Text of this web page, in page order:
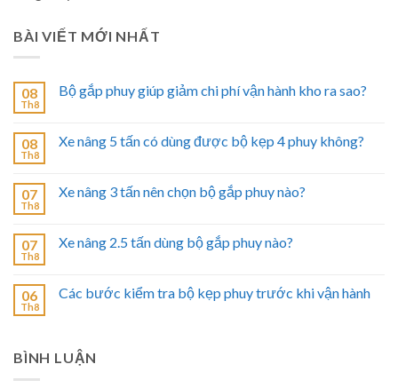
BÀI VIẾT MỚI NHẤT
08
Th8
Bộ gắp phuy giúp giảm chi phí vận hành kho ra sao?
08
Th8
Xe nâng 5 tấn có dùng được bộ kẹp 4 phuy không?
07
Th8
Xe nâng 3 tấn nên chọn bộ gắp phuy nào?
07
Th8
Xe nâng 2.5 tấn dùng bộ gắp phuy nào?
06
Th8
Các bước kiểm tra bộ kẹp phuy trước khi vận hành
BÌNH LUẬN